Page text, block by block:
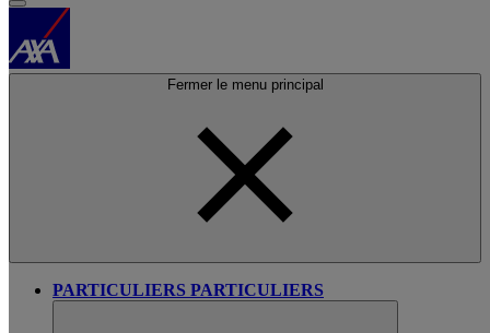
Fermer le menu principal
PARTICULIERS PARTICULIERS